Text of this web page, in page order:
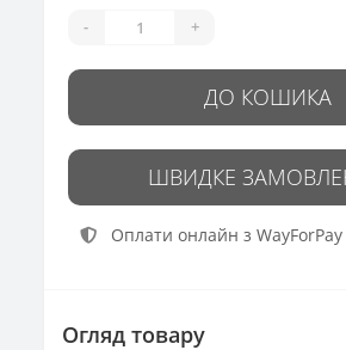
- +
ДО КОШИКА
ШВИДКЕ
Оплати онлайн з WayForPay
Огляд товару